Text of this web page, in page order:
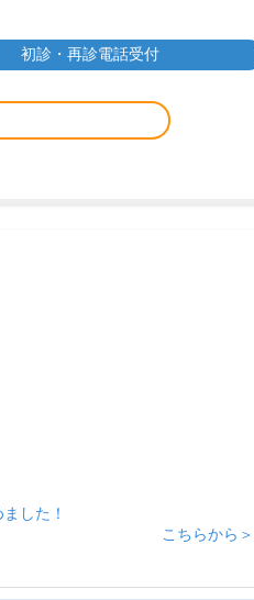
初診・再診電話受付
した！
こちらから